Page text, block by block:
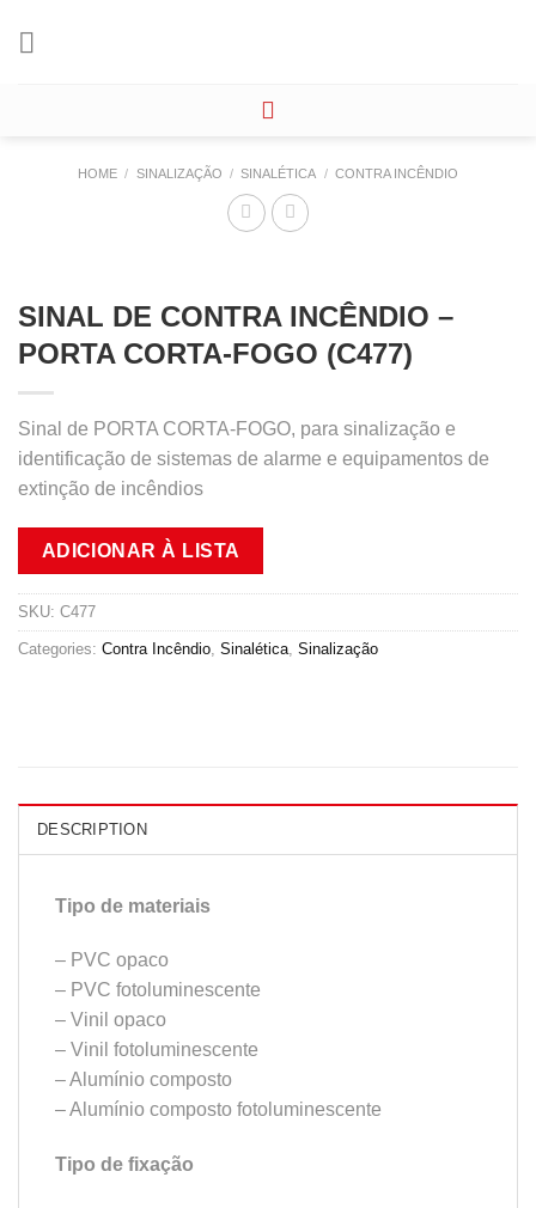
HOME / SINALIZAÇÃO / SINALÉTICA / CONTRA INCÊNDIO
SINAL DE CONTRA INCÊNDIO –
PORTA CORTA-FOGO (C477)
Sinal de PORTA CORTA-FOGO, para sinalização e
identificação de sistemas de alarme e equipamentos de
extinção de incêndios
ADICIONAR À LISTA
SKU: C477
Categories: Contra Incêndio Sinalética Sinalização
DESCRIPTION
Tipo de materiais
– PVC opaco
– PVC fotoluminescente
– Vinil opaco
– Vinil fotoluminescente
– Alumínio composto
– Alumínio composto fotoluminescente
Tipo de fixação